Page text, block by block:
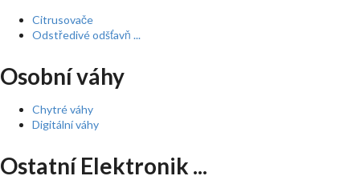
Citrusovače
Odstředivé odšťavň ...
Osobní váhy
Chytré váhy
Digitální váhy
Ostatní Elektronik ...